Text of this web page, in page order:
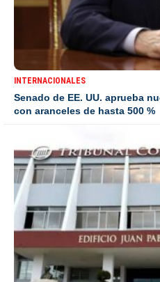
INTERNACIONALES
Senado de EE. UU. aprueba
con aranceles de hasta 500 %